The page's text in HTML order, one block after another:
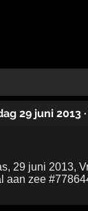
29 juni 2013 ·